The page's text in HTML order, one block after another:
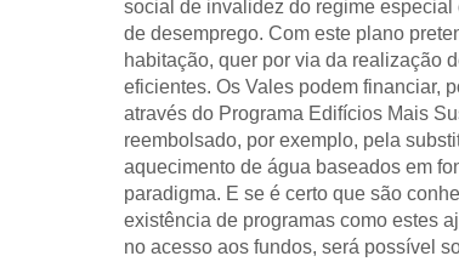
social de invalidez do regime
de desemprego. Com este plano
habitação, quer por via da realização
eficientes. Os Vales podem financiar,
através do Programa Edifícios Mais
reembolsado, por exemplo, pela
aquecimento de água baseados em
paradigma. E se é certo que são
existência de programas como estes
no acesso aos fundos, será possível